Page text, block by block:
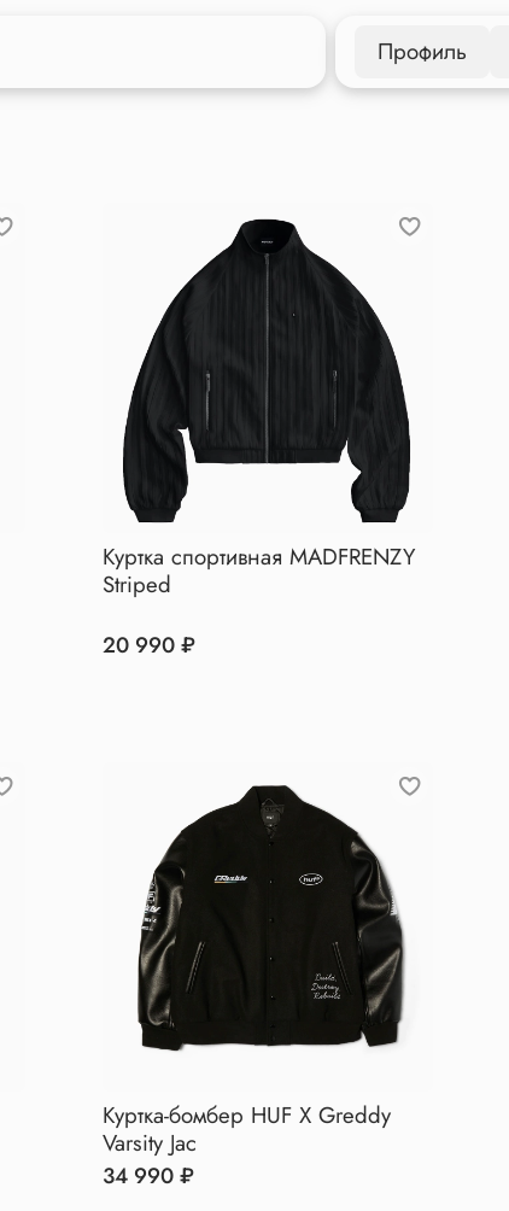
Профиль
Куртка спортивная MADFRENZY
Striped
20 990 ₽
Куртка-бомбер HUF X Greddy
Varsity Jac
34 990 ₽